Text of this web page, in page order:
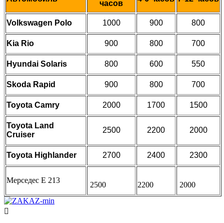
часов
Volkswagen Polo 1000 900 800
Kia Rio 900 800 700
Hyundai Solaris 800 600 550
Skoda Rapid 900 800 700
Toyota Camry 2000 1700 1500
Toyota Land
Cruiser
2500 2200 2000
Toyota Highlander 2700 2400 2300
Мерседес Е 213
2500 2200 2000